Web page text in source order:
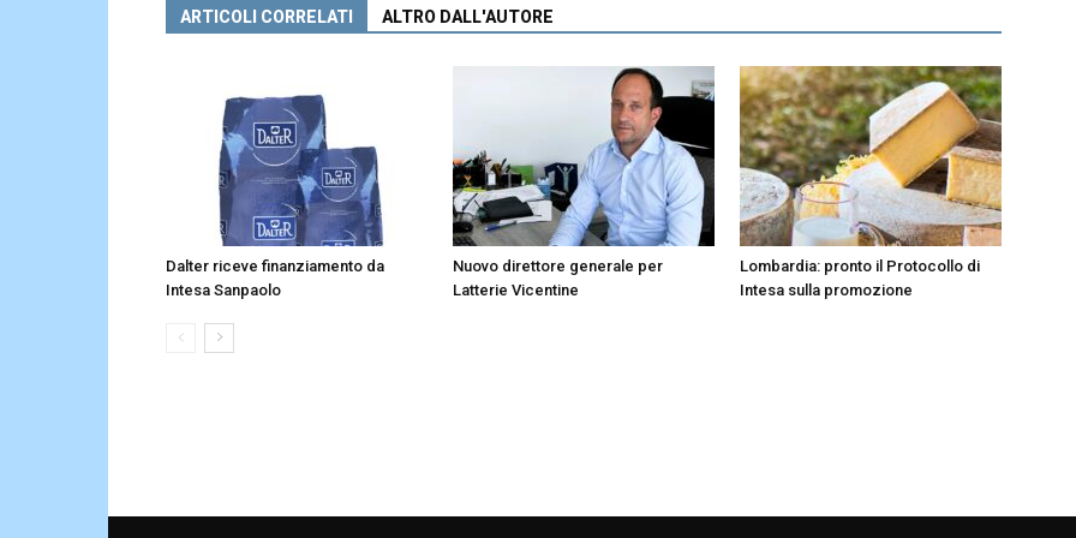
ARTICOLI CORRELATI ALTRO DALL'AUTORE
Dalter riceve finanziamento da
Intesa Sanpaolo
Nuovo direttore generale per
Latterie Vicentine
Lombardia: pronto il Protocollo di
Intesa sulla promozione